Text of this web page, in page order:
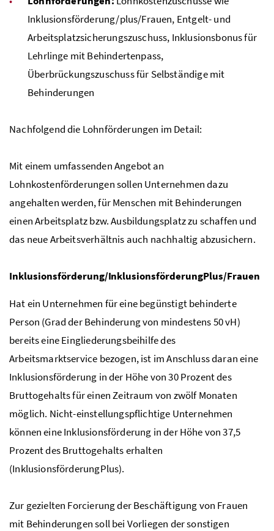
Inklusionsförderung/plus/Frauen, Entgelt- und
Arbeitsplatzsicherungszuschuss, Inklusionsbonus für
Lehrlinge mit Behindertenpass,
Überbrückungszuschuss für Selbständige mit
Behinderungen
Nachfolgend die Lohnförderungen im Detail:
Mit einem umfassenden Angebot an
Lohnkostenförderungen sollen Unternehmen dazu
angehalten werden, für Menschen mit Behinderungen
einen Arbeitsplatz bzw. Ausbildungsplatz zu schaffen und
das neue Arbeitsverhältnis auch nachhaltig abzusichern.
Inklusionsförderung/InklusionsförderungPlus/Frauen
Hat ein Unternehmen für eine begünstigt behinderte
Person (Grad der Behinderung von mindestens 50vH)
bereits eine Eingliederungsbeihilfe des
Arbeitsmarktservice bezogen, ist im Anschluss daran eine
Inklusionsförderung in der Höhe von 30 Prozent des
Bruttogehalts für einen Zeitraum von zwölf Monaten
möglich. Nicht-einstellungspflichtige Unternehmen
können eine Inklusionsförderung in der Höhe von 37,5
Prozent des Bruttogehalts erhalten
(InklusionsförderungPlus).
Zur gezielten Forcierung der Beschäftigung von Frauen
mit Behinderungen soll bei Vorliegen der sonstigen